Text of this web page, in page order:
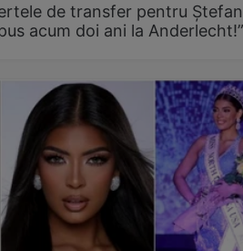
de transfer pentru Ștefan
acum doi ani la Anderlecht!”